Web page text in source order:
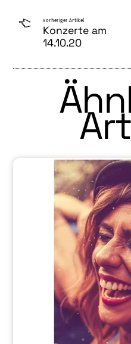
vorheriger Artikel
Konzerte am
14.10.20